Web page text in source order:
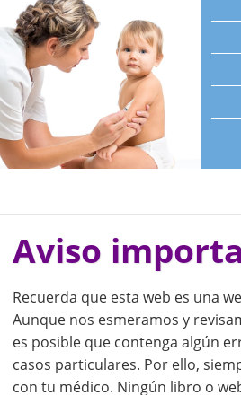
Aviso
Recuerda que esta web es una
Aunque nos esmeramos y
es posible que contenga algún
casos particulares. Por ello,
con tu médico. Ningún libro o